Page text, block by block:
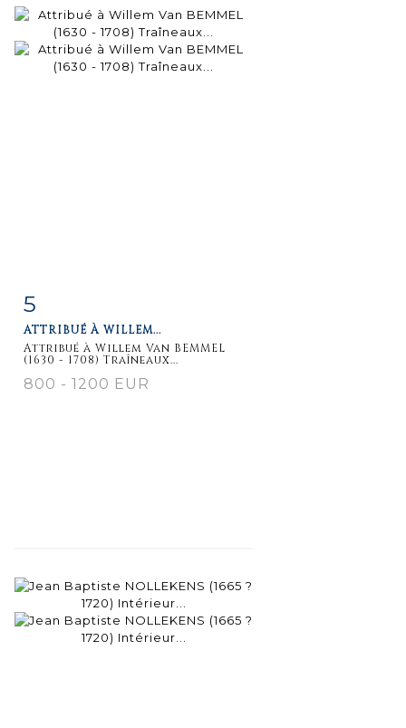
détaillée
5
ATTRIBUÉ À WILLEM...
Attribué à Willem Van BEMMEL
(1630 - 1708) Traîneaux...
800 - 1200 EUR